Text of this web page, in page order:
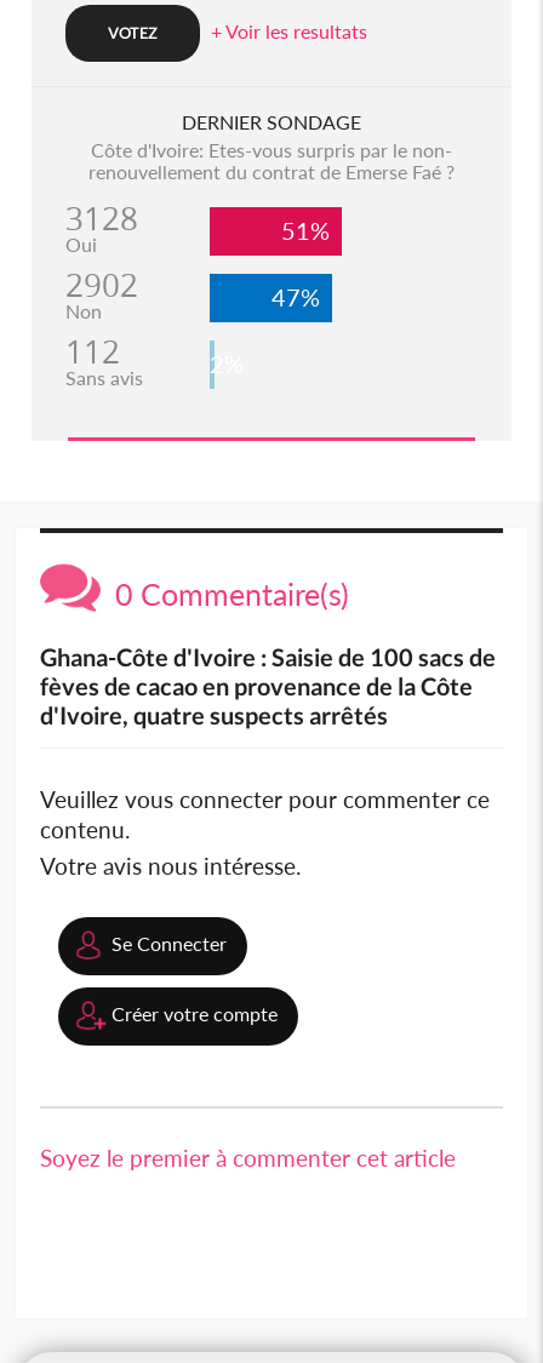
+ Voir les resultats
DERNIER SONDAGE
Côte d'Ivoire: Etes-vous surpris par le non-
renouvellement du contrat de Emerse Faé ?
3128
Oui 51%
2902
Non 47%
112
Sans avis 2%
0 Commentaire(s)
Ghana-Côte d'Ivoire : Saisie de 100 sacs de
fèves de cacao en provenance de la Côte
d'Ivoire, quatre suspects arrêtés
Veuillez vous connecter pour commenter ce
contenu.
Votre avis nous intéresse.
Se Connecter
Créer votre compte
Soyez le premier à commenter cet article